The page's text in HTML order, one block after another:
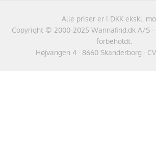
Alle priser er i DKK ekskl.
Copyright © 2000-2025 Wannafind.dk A/S
forbeholdt.
Højvangen 4 · 8660 Skanderborg ·